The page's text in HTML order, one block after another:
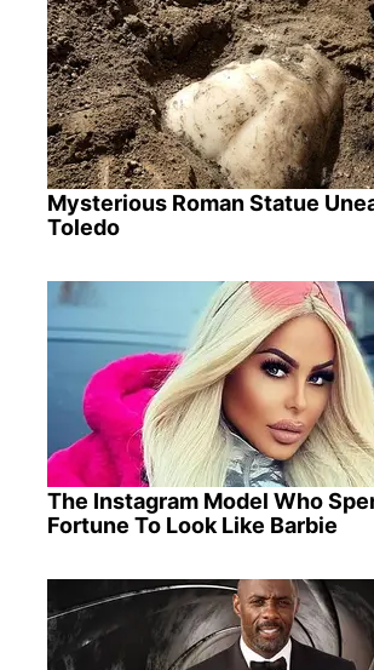
Mysterious Roman Statue
Toledo
The Instagram Model Who
Fortune To Look Like Barbie